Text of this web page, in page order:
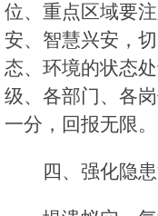
位、重点区域要
安、智慧兴安，
态、环境的状态
级、各部门、各
一分，回报无限。
四、强化隐